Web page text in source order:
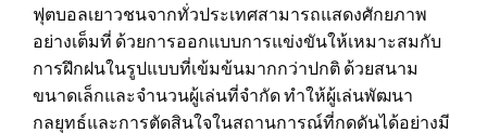
ฟุตบอลเยาวชนจากทั่วประเทศสามารถแสดงศักยภาพ
อย่างเต็มที่ ด้วยการออกแบบการแข่งขันให้เหมาะสมกับ
การฝึกฝนในรูปแบบที่เข้มข้นมากกว่าปกติ ด้วยสนาม
ขนาดเล็กและจำนวนผู้เล่นที่จำกัด ทำให้ผู้เล่นพัฒนา
กลยุทธ์และการตัดสินใจในสถานการณ์ที่กดดันได้อย่างมี